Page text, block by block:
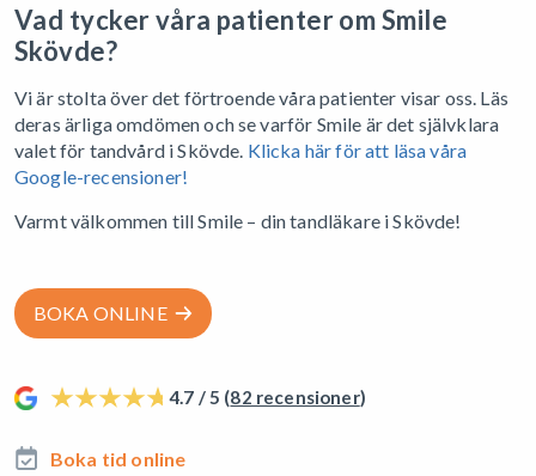
Vad tycker våra patienter om Smile
Skövde?
Vi är stolta över det förtroende våra patienter visar oss. Läs
deras ärliga omdömen och se varför Smile är det självklara
valet för tandvård i Skövde. Klicka här för att läsa våra
Google-recensioner!
Varmt välkommen till Smile – din tandläkare i Skövde!
BOKA ONLINE
4.7 / 5 (82 recensioner)
Boka tid online